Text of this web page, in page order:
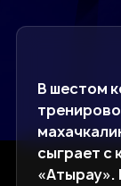
В шестом
сыграет с
«Атырау».